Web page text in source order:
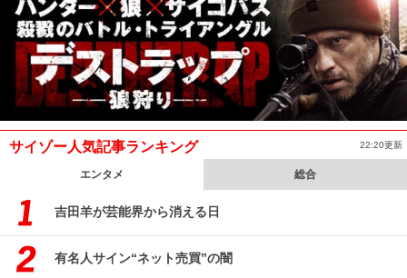
サイゾー人気記事ランキング 22:20更新
エンタメ 総合
吉田羊が芸能界から消える日
有名人サイン“ネット売買”の闇